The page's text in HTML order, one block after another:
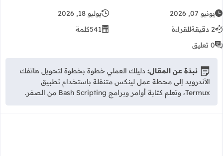
يونيو 07, 2026
يوليو 18, 2026
2 دقيقة
للقراءة 541كلمة
0 تعليق
نبذة عن المقال: دليلك العملي خطوة بخطوة لتحويل هاتفك
الأندرويد إلى محطة عمل لينكس متنقلة باستخدام تطبيق
Termux، وتعلم كتابة أوامر وبرامج Bash Scripting من الصفر.